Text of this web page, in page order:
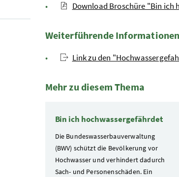
Download Broschüre "Bin ich
Weiterführende Informationen
Link zu den
Mehr zu diesem Thema
Bin ich hochwassergefährdet
Die Bundeswasserbauverwaltung
(BWV) schützt die Bevölkerung vor
Hochwasser und verhindert dadurch
Sach- und Personenschäden. Ein